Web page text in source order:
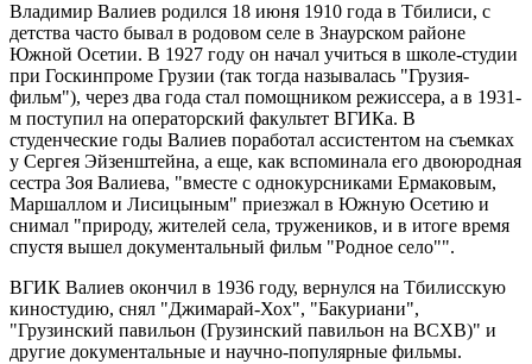
Владимир Валиев родился 18 июня 1910 года в Тбилиси, с
детства часто бывал в родовом селе в Знаурском районе
Южной Осетии. В 1927 году он начал учиться в школе-студии
при Госкинпроме Грузии (так тогда называлась "Грузия-
фильм"), через два года стал помощником режиссера, а в 1931-
м поступил на операторский факультет ВГИКа. В
студенческие годы Валиев поработал ассистентом на съемках
у Сергея Эйзенштейна, а еще, как вспоминала его двоюродная
сестра Зоя Валиева, "вместе с однокурсниками Ермаковым,
Маршаллом и Лисицыным" приезжал в Южную Осетию и
снимал "природу, жителей села, тружеников, и в итоге время
спустя вышел документальный фильм "Родное село"".
ВГИК Валиев окончил в 1936 году, вернулся на Тбилисскую
киностудию, снял "Джимарай-Хох", "Бакуриани",
"Грузинский павильон (Грузинский павильон на ВСХВ)" и
другие документальные и научно-популярные фильмы.